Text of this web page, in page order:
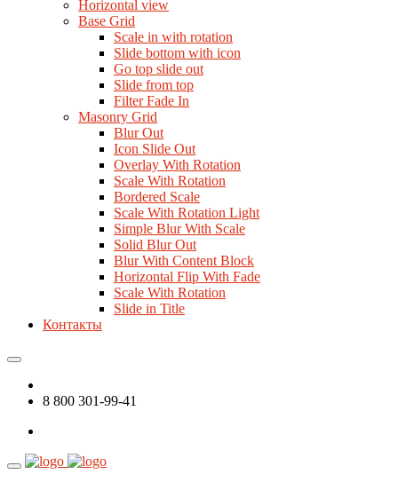
Horizontal view
Base Grid
Scale in with rotation
Slide bottom with icon
Go top slide out
Slide from top
Filter Fade In
Masonry Grid
Blur Out
Icon Slide Out
Overlay With Rotation
Scale With Rotation
Bordered Scale
Scale With Rotation Light
Simple Blur With Scale
Solid Blur Out
Blur With Content Block
Horizontal Flip With Fade
Scale With Rotation
Slide in Title
Контакты
8 800 301-99-41